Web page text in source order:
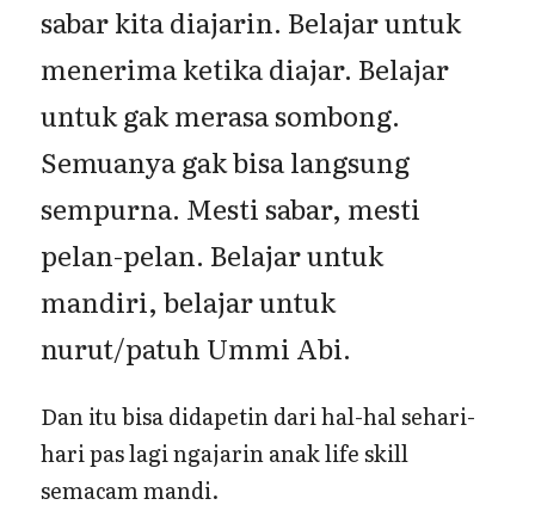
sabar kita diajarin. Belajar untuk
menerima ketika diajar. Belajar
untuk gak merasa sombong.
Semuanya gak bisa langsung
sempurna. Mesti sabar, mesti
pelan-pelan. Belajar untuk
mandiri, belajar untuk
nurut/patuh Ummi Abi.
Dan itu bisa didapetin dari hal-hal sehari-
hari pas lagi ngajarin anak life skill
semacam mandi.